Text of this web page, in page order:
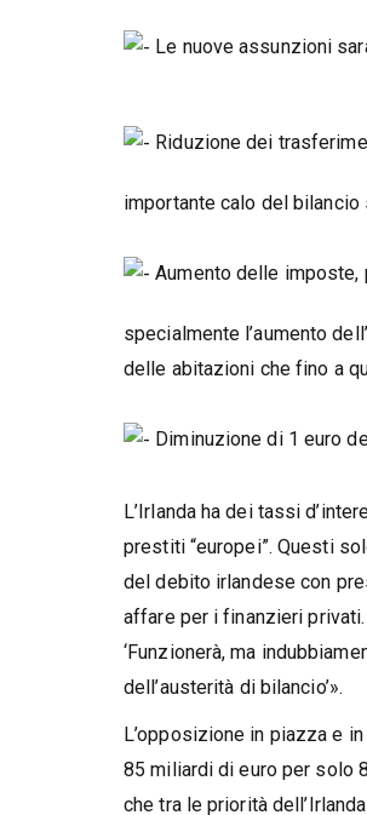
Le nuove assunzioni
Riduzione dei
importante calo del
Aumento delle imposte,
specialmente l’aumento
delle abitazioni che fino a
Diminuzione di 1 euro
L’Irlanda ha dei tassi
prestiti “europei”. Questi
del debito irlandese con
affare per i finanzieri privati.
‘Funzionerà, ma
dell’austerità di bilancio’».
L’opposizione in piazza e
85 miliardi di euro per solo
che tra le priorità